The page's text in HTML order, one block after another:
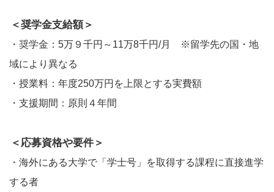
＜奨学金支給額＞
・奨学金：5万９千円～11万8千円/月 ※留学先の国・地
域により異なる
・授業料：年度250万円を上限とする実費額
・支援期間：原則４年間
＜応募資格や要件＞
・海外にある大学で「学士号」を取得する課程に直接進学
する者